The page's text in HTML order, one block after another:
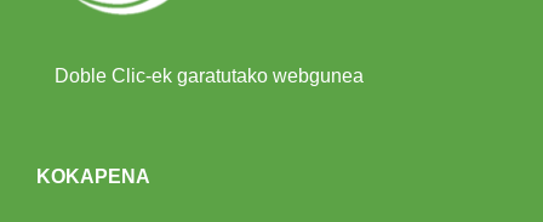
Doble Clic-ek garatutako webgunea
KOKAPENA